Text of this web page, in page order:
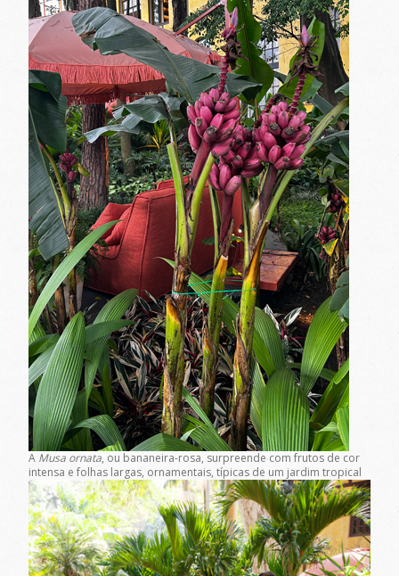
A Musa ornata, ou bananeira-rosa, surpreende com frutos de cor
intensa e folhas largas, ornamentais, típicas de um jardim tropical